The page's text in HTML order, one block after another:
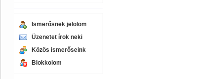
Ismerősnek jelölöm
Üzenetet írok neki
Közös ismerőseink
Blokkolom